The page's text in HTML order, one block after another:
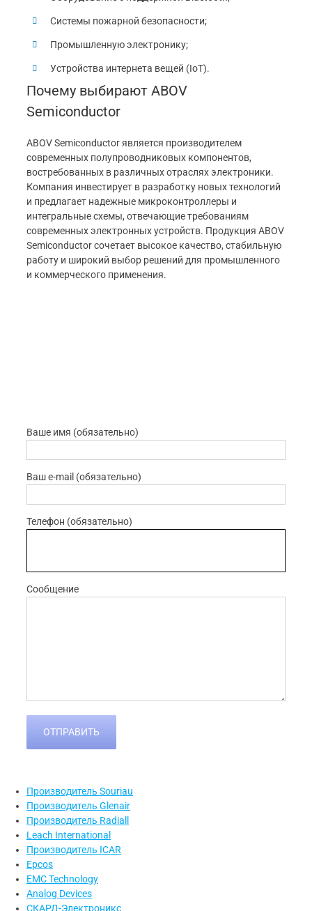
Системы пожарной безопасности;
Промышленную электронику;
Устройства интернета вещей (IoT).
Почему выбирают ABOV
Semiconductor
ABOV Semiconductor является производителем
современных полупроводниковых компонентов,
востребованных в различных отраслях электроники.
Компания инвестирует в разработку новых технологий
и предлагает надежные микроконтроллеры и
интегральные схемы, отвечающие требованиям
современных электронных устройств. Продукция ABOV
Semiconductor сочетает высокое качество, стабильную
работу и широкий выбор решений для промышленного
и коммерческого применения.
Ваше имя (обязательно)
Ваш e-mail (обязательно)
Телефон (обязательно)
Сообщение
Производитель Souriau
Производитель Glenair
Производитель Radiall
Leach International
Производитель ICAR
Epcos
EMC Technology
Analog Devices
СКАРД-Электроникс